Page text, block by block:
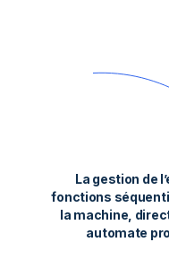
La gestion de
fonctions
la machine,
automate